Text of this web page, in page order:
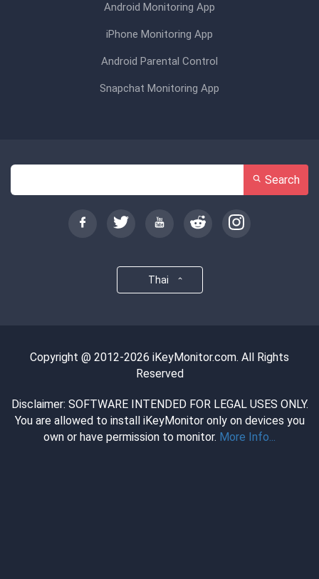
Android Monitoring App
iPhone Monitoring App
Android Parental Control
Snapchat Monitoring App
Search
Thai
Copyright @ 2012-2026 iKeyMonitor.com. All Rights
Reserved
Disclaimer: SOFTWARE INTENDED FOR LEGAL USES ONLY.
You are allowed to install iKeyMonitor only on devices you
own or have permission to monitor. More Info...